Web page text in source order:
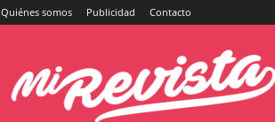
Quiénes somos Publicidad Contacto